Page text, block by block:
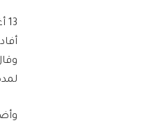
13 أغسطس 2024